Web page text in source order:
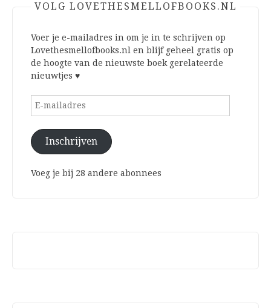
VOLG LOVETHESMELLOFBOOKS.NL
Voer je e-mailadres in om je in te schrijven op
Lovethesmellofbooks.nl en blijf geheel gratis op
de hoogte van de nieuwste boek gerelateerde
nieuwtjes ♥
E-
Inschrijven
Voeg je bij 28 andere abonnees